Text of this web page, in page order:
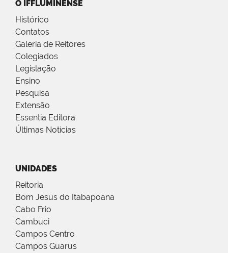
O IFFLUMINENSE
Histórico
Contatos
Galeria de Reitores
Colegiados
Legislação
Ensino
Pesquisa
Extensão
Essentia Editora
Últimas Notícias
UNIDADES
Reitoria
Bom Jesus do Itabapoana
Cabo Frio
Cambuci
Campos Centro
Campos Guarus